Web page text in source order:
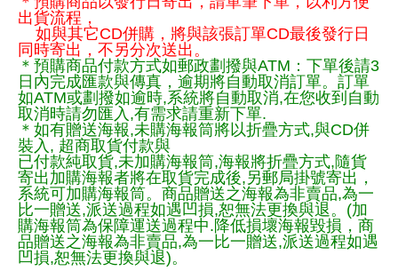
出貨流程，
如與其它CD併購，將與該張訂單CD最後發行日
同時寄出，不另分次送出。
＊預購商品付款方式如郵政劃撥與ATM：下單後請3
日內完成匯款與傳真，逾期將自動取消訂單。訂單
如ATM或劃撥如逾時,系統將自動取消,在您收到自動
取消時請勿匯入,有需求請重新下單.
＊如有贈送海報,未購海報筒將以折疊方式,與CD併
裝入, 超商取貨付款與
已付款純取貨,未加購海報筒,海報將折疊方式,隨貨
寄出加購海報者將在取貨完成後,另郵局掛號寄出，
系統可加購海報筒。商品贈送之海報為非賣品,為一
比一贈送,派送過程如遇凹損,恕無法更換與退。(加
購海報筒為保障運送過程中.降低損壞海報毀損，商
品贈送之海報為非賣品,為一比一贈送,派送過程如遇
凹損,恕無法更換與退)。